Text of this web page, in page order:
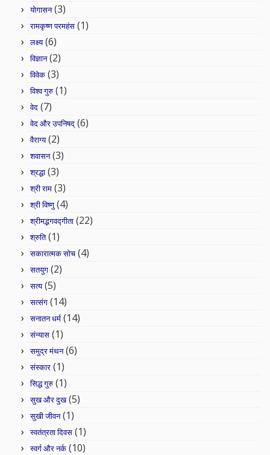
योगासन(3)
रामकृष्ण परमहंस (1)
लक्ष्य(6)
विज्ञान(2)
विवेक (3)
विश्व गुरु(1)
वेद (7)
वेद और उपनिषद् (6)
वैराग्य(2)
शवासन(3)
श्रद्धा (3)
श्री राम (3)
श्री विष्णु (4)
श्रीमद्भगवद्गीता (22)
श्रुति(1)
सकारात्मक सोच(4)
सतयुग (2)
सत्य(5)
सत्संग (14)
सनातन धर्म (14)
संन्यास (1)
समुद्र मंथन(6)
संस्कार (1)
सिद्ध गुरु(1)
सुख और दुख(5)
सुखी जीवन(1)
स्वतंत्रता दिवस (1)
स्वर्ग और नर्क (10)